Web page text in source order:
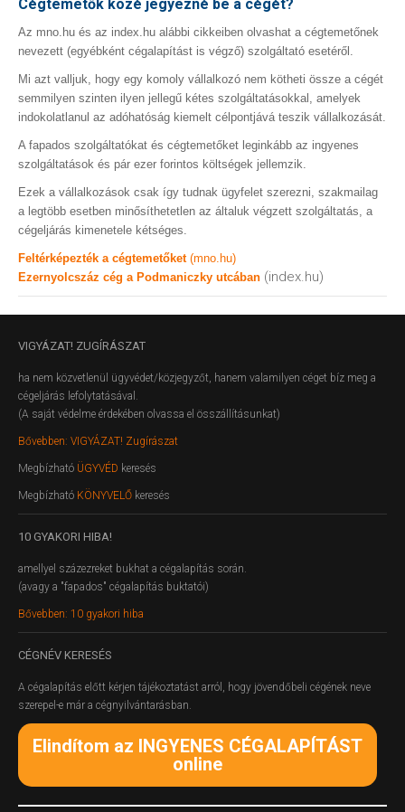
Cégtemetők közé jegyezné be a cégét?
Az mno.hu és az index.hu alábbi cikkeiben olvashat a cégtemetőnek
nevezett (egyébként cégalapítást is végző) szolgáltató esetéről.
Mi azt valljuk, hogy egy komoly vállalkozó nem kötheti össze a cégét
semmilyen szinten ilyen jellegű kétes szolgáltatásokkal, amelyek
indokolatlanul az adóhatóság kiemelt célpontjává teszik vállalkozását.
A fapados szolgáltatókat és cégtemetőket leginkább az ingyenes
szolgáltatások és pár ezer forintos költségek jellemzik.
Ezek a vállalkozások csak így tudnak ügyfelet szerezni, szakmailag
a legtöbb esetben minősíthetetlen az általuk végzett szolgáltatás, a
cégeljárás kimenetele kétséges.
Feltérképezték a cégtemetőket (mno.hu)
Ezernyolcszáz cég a Podmaniczky utcában (index.hu)
VIGYÁZAT! ZUGÍRÁSZAT
ha nem közvetlenül ügyvédet/közjegyzőt, hanem valamilyen céget bíz meg a
cégeljárás lefolytatásával.
(A saját védelme érdekében olvassa el összállításunkat)
Bővebben: VIGYÁZAT! Zugírászat
Megbízható ÜGYVÉD keresés
Megbízható KÖNYVELŐ keresés
10 GYAKORI HIBA!
amellyel százezreket bukhat a cégalapítás során.
(avagy a "fapados" cégalapítás buktatói)
Bővebben: 10 gyakori hiba
CÉGNÉV KERESÉS
A cégalapítás előtt kérjen tájékoztatást arról, hogy jövendőbeli cégének neve
szerepel-e már a cégnyilvántarásban.
Elindítom az INGYENES CÉGALAPÍTÁST
online